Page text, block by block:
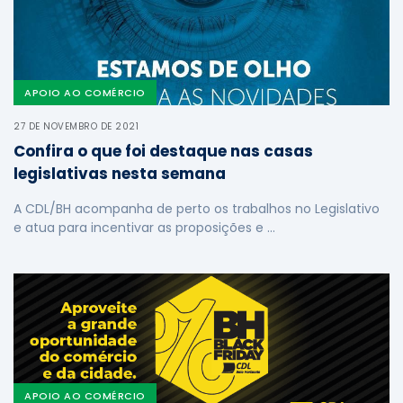
APOIO AO COMÉRCIO
27 DE NOVEMBRO DE 2021
Confira o que foi destaque nas casas
legislativas nesta semana
A CDL/BH acompanha de perto os trabalhos no Legislativo
e atua para incentivar as proposições e …
APOIO AO COMÉRCIO